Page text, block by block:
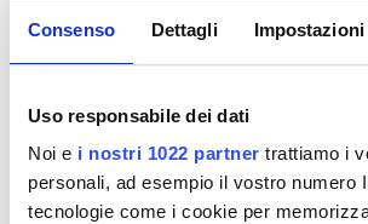
Consenso Dettagli
Uso responsabile dei dati
Noi e i nostri 1022 partner trattiamo i
personali, ad esempio il vostro numero
tecnologie come i cookie per
Trasforma te stesso da agente a
assumendo un ruolo di leadership e
Riconosci l'importanza del tuo
gestirlo in modo efficaceper
produttività.